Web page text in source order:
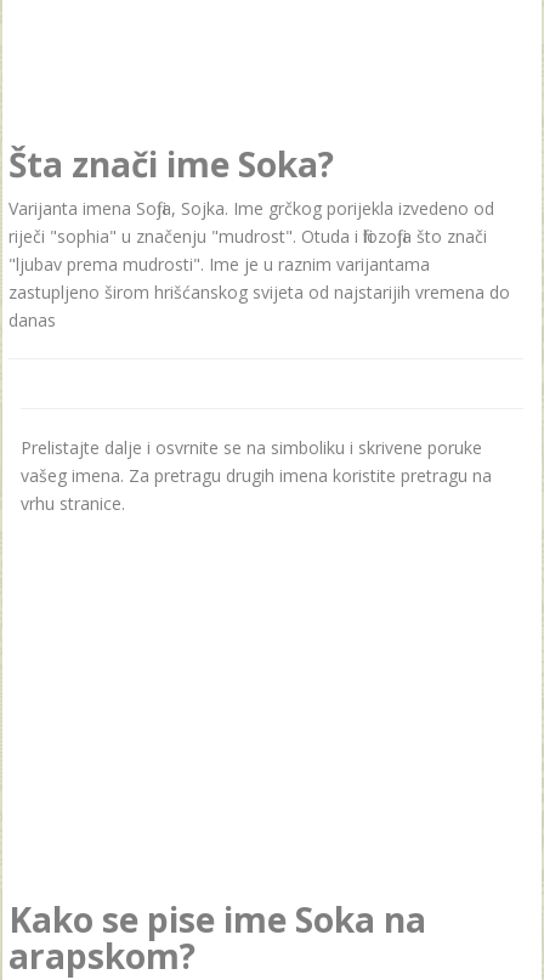
Šta znači ime Soka?
Varijanta imena Sofija, Sojka. Ime grčkog porijekla izvedeno od
riječi "sophia" u značenju "mudrost". Otuda i filozofija što znači
"ljubav prema mudrosti". Ime je u raznim varijantama
zastupljeno širom hrišćanskog svijeta od najstarijih vremena do
danas
Prelistajte dalje i osvrnite se na simboliku i skrivene poruke
vašeg imena. Za pretragu drugih imena koristite pretragu na
vrhu stranice.
Kako se pise ime Soka na
arapskom?